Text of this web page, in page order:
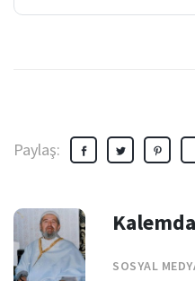
Paylaş:
SOSYAL